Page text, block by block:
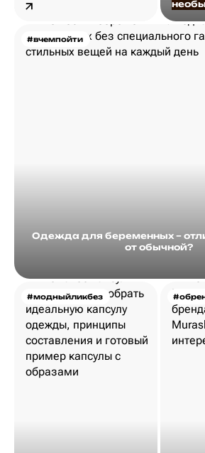
#вчемпойти
Одежда для беременных –
от обычной?
#модныйликбез